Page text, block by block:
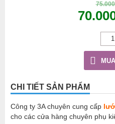
CHI TIẾT SẢN PHẨM
Công ty 3A chuyên cung cấp
cho các cửa hàng chuyên phụ